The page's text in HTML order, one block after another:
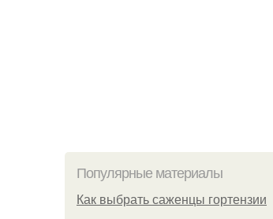
Популярные материалы
Как выбрать саженцы гортензии